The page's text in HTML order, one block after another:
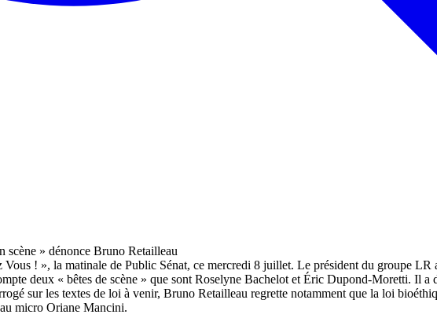
! », la matinale de Public Sénat, ce mercredi 8 juillet. Le président du groupe LR
deux « bêtes de scène » que sont Roselyne Bachelot et Éric Dupond-Moretti. Il a
sur les textes de loi à venir, Bruno Retailleau regrette notamment que la loi
micro Oriane Mancini.